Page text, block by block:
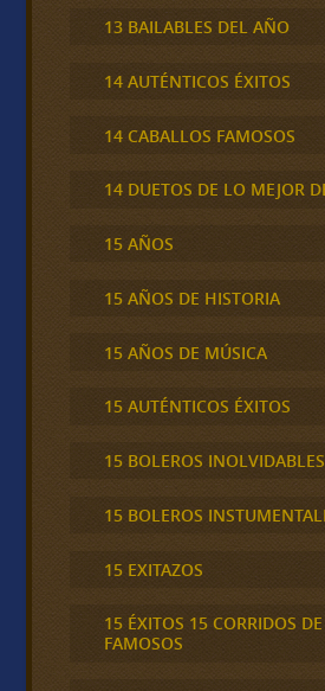
13 BAILABLES DEL AÑO
14 AUTÉNTICOS ÉXITOS
14 CABALLOS FAMOSOS
14 DUETOS DE LO MEJOR
15 AÑOS
15 AÑOS DE HISTORIA
15 AÑOS DE MÚSICA
15 AUTÉNTICOS ÉXITOS
15 BOLEROS INOLVIDABLES
15 BOLEROS
15 EXITAZOS
15 ÉXITOS 15 CORRIDOS
FAMOSOS